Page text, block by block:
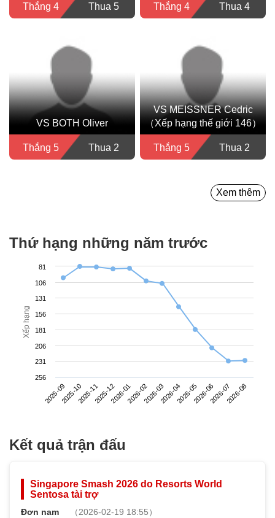
Thắng 4 Thua 5 Thắng 4 Thua 4
VS BOTH Oliver
Thắng 5 Thua 2
VS MEISSNER Cedric
（Xếp hạng thế giới 146）
Thắng 5 Thua 2
Xem thêm
Thứ hạng những năm trước
Xếp hạng
2025-092025-102025-112025-122026-012026-022026-032026-042026-052026-062026-072026-08
81
106
131
156
181
206
231
256
Kết quả trận đấu
Singapore Smash 2026 do Resorts World
Sentosa tài trợ
Đơn nam （2026-02-19 18:55）